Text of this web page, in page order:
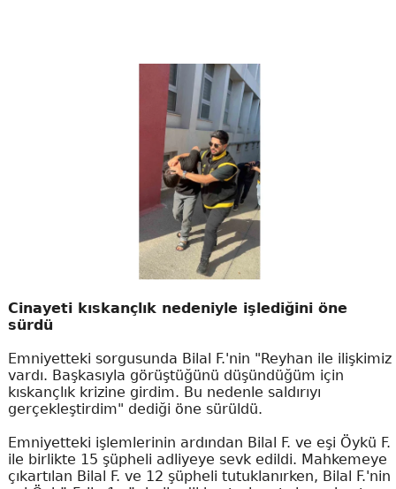
Cinayeti kıskançlık nedeniyle işlediğini öne
sürdü
Emniyetteki sorgusunda Bilal F.'nin "Reyhan ile ilişkimiz
vardı. Başkasıyla görüştüğünü düşündüğüm için
kıskançlık krizine girdim. Bu nedenle saldırıyı
gerçekleştirdim" dediği öne sürüldü.
Emniyetteki işlemlerinin ardından Bilal F. ve eşi Öykü F.
ile birlikte 15 şüpheli adliyeye sevk edildi. Mahkemeye
çıkartılan Bilal F. ve 12 şüpheli tutuklanırken, Bilal F.'nin